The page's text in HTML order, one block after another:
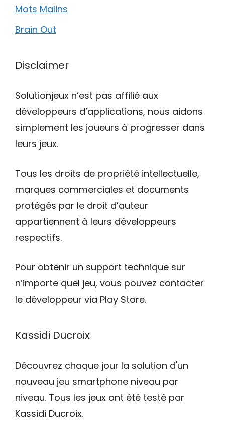
Mots Malins
Brain Out
Disclaimer
Solutionjeux n’est pas affilié aux
développeurs d’applications, nous aidons
simplement les joueurs à progresser dans
leurs jeux.
Tous les droits de propriété intellectuelle,
marques commerciales et documents
protégés par le droit d’auteur
appartiennent à leurs développeurs
respectifs.
Pour obtenir un support technique sur
n’importe quel jeu, vous pouvez contacter
le développeur via Play Store.
Kassidi Ducroix
Découvrez chaque jour la solution d'un
nouveau jeu smartphone niveau par
niveau. Tous les jeux ont été testé par
Kassidi Ducroix.